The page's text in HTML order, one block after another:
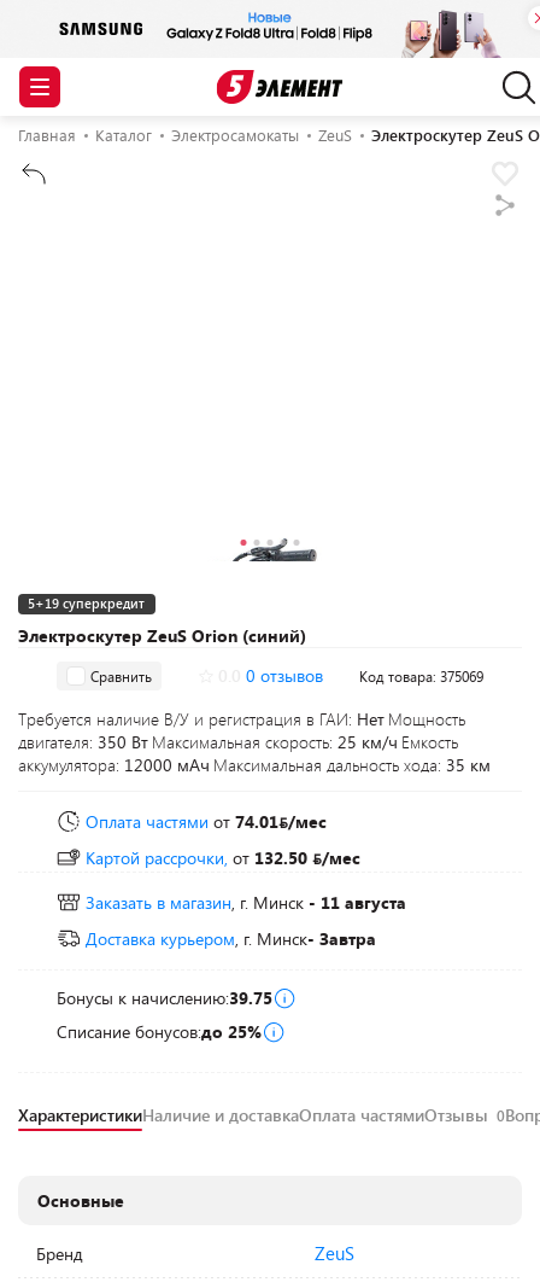
Главная Каталог Электросамокаты ZeuS Электроскутер ZeuS
Электроскутер ZeuS Orion (синий)
5+19 суперкредит
Сравнить 0 отзывов Код товара: 375069
Требуется наличие В/У и регистрация в ГАИ: Нет Мощность
двигателя: 350 Вт Максимальная скорость: 25 км/ч Емкость
аккумулятора: 12000 мАч Максимальная дальность хода: 35 км
Оплата частями от 74.01 /мес
Картой рассрочки, от 132.50
/мес
Заказать в магазин, г. Минск - 11 августа
Доставка курьером, г. Минск- Завтра
Бонусы к начислению:39.75
Списание бонусов:до 25%
ХарактеристикиНаличие и доставкаОплата частямиОтзывы 0
Основные
Бренд ZeuS